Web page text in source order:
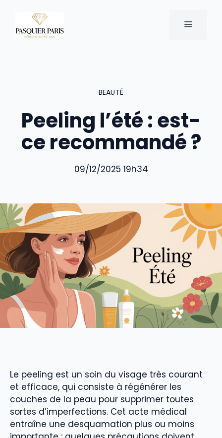
contenu
MENU
BEAUTÉ
Peeling l’été : est-
ce recommandé ?
09/12/2025 19h34
Le peeling est un soin du visage très courant
et efficace, qui consiste à régénérer les
couches de la peau pour supprimer toutes
sortes d’imperfections. Cet acte médical
entraîne une desquamation plus ou moins